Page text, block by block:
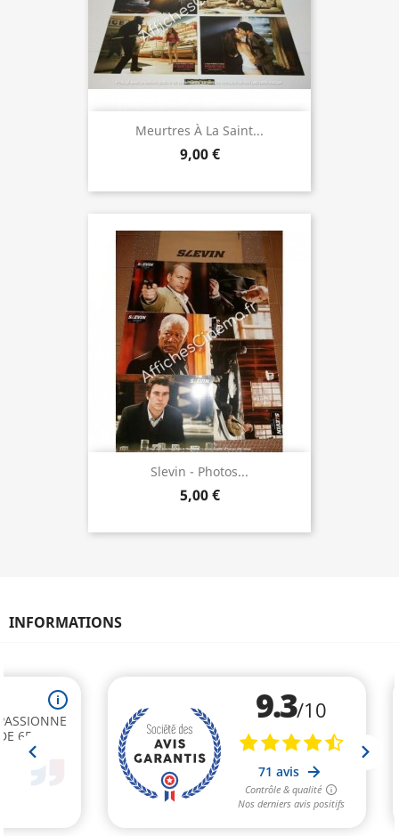
Meurtres À La Saint...
9,00 €
Slevin - Photos...
5,00 €
INFORMATIONS